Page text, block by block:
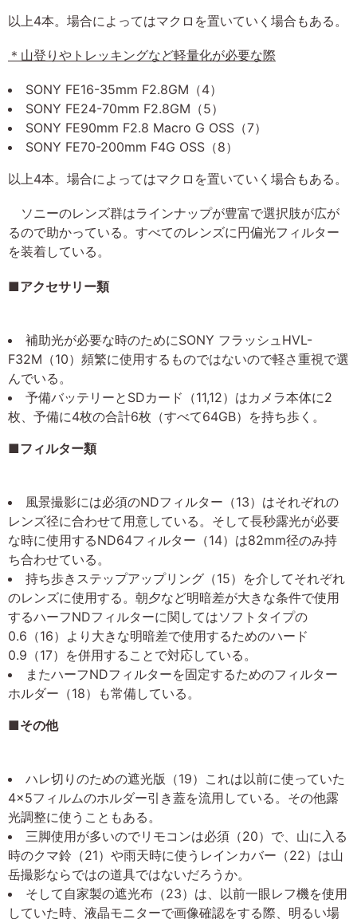
以上4本。場合によってはマクロを置いていく場合もある。
＊山登りやトレッキングなど軽量化が必要な際
SONY FE16-35mm F2.8GM（4）
SONY FE24-70mm F2.8GM（5）
SONY FE90mm F2.8 Macro G OSS（7）
SONY FE70-200mm F4G OSS（8）
以上4本。場合によってはマクロを置いていく場合もある。
ソニーのレンズ群はラインナップが豊富で選択肢が広が
るので助かっている。すべてのレンズに円偏光フィルター
を装着している。
■アクセサリー類
補助光が必要な時のためにSONY フラッシュHVL-
F32M（10）頻繁に使用するものではないので軽さ重視で選
んでいる。
予備バッテリーとSDカード（11,12）はカメラ本体に2
枚、予備に4枚の合計6枚（すべて64GB）を持ち歩く。
■フィルター類
風景撮影には必須のNDフィルター（13）はそれぞれの
レンズ径に合わせて用意している。そして長秒露光が必要
な時に使用するND64フィルター（14）は82mm径のみ持
ち合わせている。
持ち歩きステップアップリング（15）を介してそれぞれ
のレンズに使用する。朝夕など明暗差が大きな条件で使用
するハーフNDフィルターに関してはソフトタイプの
0.6（16）より大きな明暗差で使用するためのハード
0.9（17）を併用することで対応している。
またハーフNDフィルターを固定するためのフィルター
ホルダー（18）も常備している。
■その他
ハレ切りのための遮光版（19）これは以前に使っていた
4×5フィルムのホルダー引き蓋を流用している。その他露
光調整に使うこともある。
三脚使用が多いのでリモコンは必須（20）で、山に入る
時のクマ鈴（21）や雨天時に使うレインカバー（22）は山
岳撮影ならではの道具ではないだろうか。
そして自家製の遮光布（23）は、以前一眼レフ機を使用
していた時、液晶モニターで画像確認をする際、明るい場